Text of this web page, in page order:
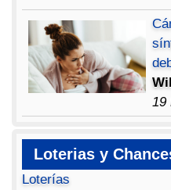
19
Loterias y
Loterías